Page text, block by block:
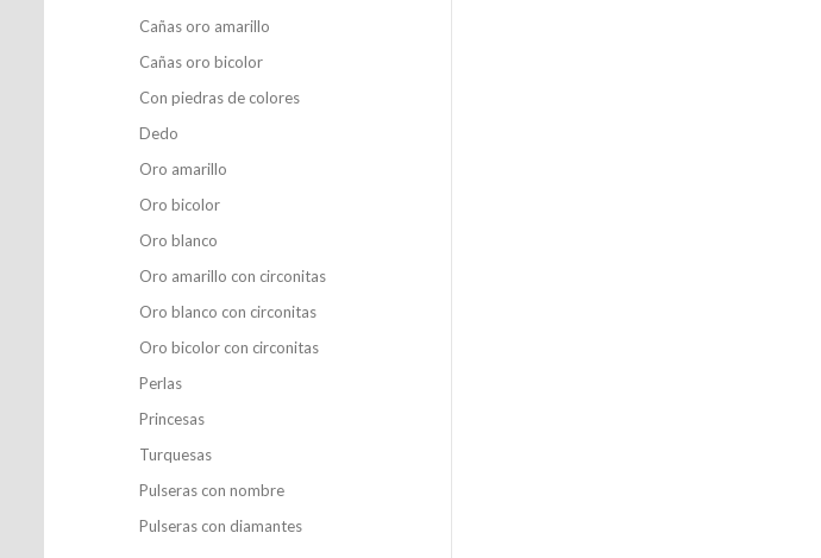
Cañas oro amarillo
Cañas oro bicolor
Con piedras de colores
Dedo
Oro amarillo
Oro bicolor
Oro blanco
Oro amarillo con circonitas
Oro blanco con circonitas
Oro bicolor con circonitas
Perlas
Princesas
Turquesas
Pulseras con nombre
Pulseras con diamantes